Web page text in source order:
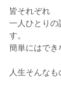
皆それぞれ
一人ひとりの
す。
簡単にはでき
人生そんなも